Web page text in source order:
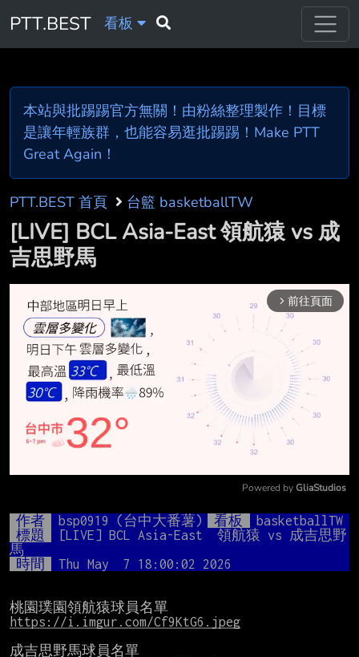
PTT.BEST 看板
本站與批踢踢官方無關！由粉絲整理製作！目標
是讓年輕族群，也能容易逛批踢踢！Make PTT
Great Again！
PTT.BEST 首頁 台籃 basketballTW
[LIVE] BCL Asia-East 領航猿 vs 成
吉思野馬
arrow_forward_ios 前往頁面
Mute
Powered by GliaStudios
作者 bsp0919 (台中大番薯) 看板
basketballTW
標題
[LIVE] BCL Asia-East  領航猿 vs 成吉思野
馬
時間
Thu May  7 18:00:02 2026
https://i.imgur.com/Cf9KtG6.jpeg